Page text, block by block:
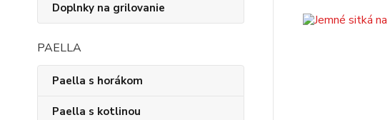
Doplnky na grilovanie
PAELLA
Paella s horákom
Paella s kotlinou